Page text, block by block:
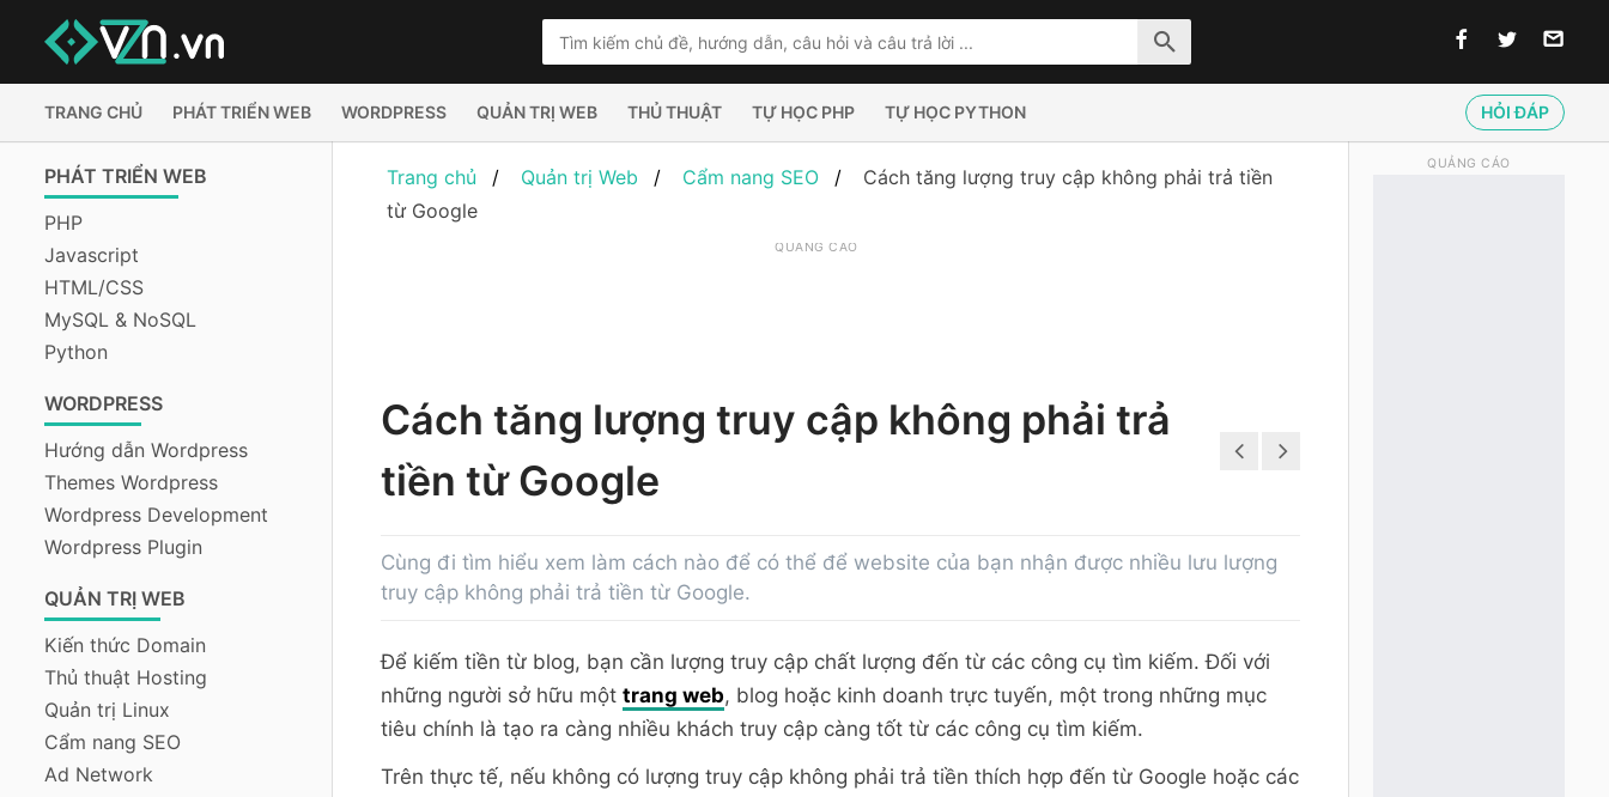
TRANG CHỦ PHÁT TRIỂN WEB WORDPRESS QUẢN TRỊ WEB THỦ THUẬT TỰ HỌC PHP TỰ HỌC PYTHON HỎI ĐÁP
PHÁT TRIỂN WEB
PHP
Javascript
HTML/CSS
MySQL & NoSQL
Python
WORDPRESS
Hướng dẫn Wordpress
Themes Wordpress
Wordpress Development
Wordpress Plugin
QUẢN TRỊ WEB
Kiến thức Domain
Thủ thuật Hosting
Quản trị Linux
Cẩm nang SEO
Ad Network
Trang chủ Quản trị Web Cẩm nang SEO
Cách tăng lượng truy cập không phải trả tiền
từ Google
QUẢNG CÁO
Cách tăng lượng truy cập không phải trả
tiền từ Google
Cùng đi tìm hiểu xem làm cách nào để có thể để website của bạn nhận được nhiều lưu lượng
truy cập không phải trả tiền từ Google.
Để kiếm tiền từ blog, bạn cần lượng truy cập chất lượng đến từ các công cụ tìm kiếm. Đối với
những người sở hữu một trang web, blog hoặc kinh doanh trực tuyến, một trong những mục
tiêu chính là tạo ra càng nhiều khách truy cập càng tốt từ các công cụ tìm kiếm.
Trên thực tế, nếu không có lượng truy cập không phải trả tiền thích hợp đến từ Google hoặc các
QUẢNG CÁO